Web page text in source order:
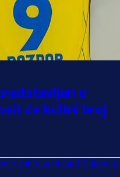
u
će kultni broj